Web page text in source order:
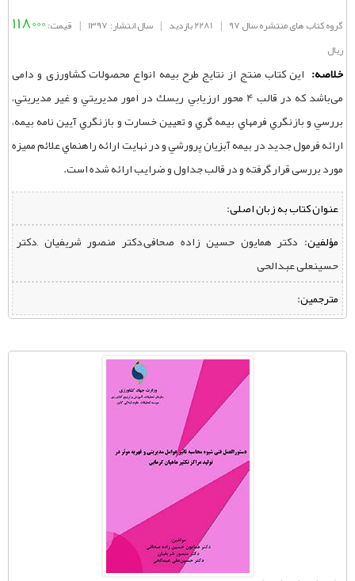
گروه کتاب های منتشره سال 97 | 2281 بازدید | سال انتشار: 1397 | قیمت:118000
ریال
خلاصه: این کتاب منتج از نتایج طرح بیمه انواع محصولات کشاورزی و دامی
می‌باشد که در قالب 4 محور ارزيابي ريسك در امور مديريتي و غير مديريتي،
بررسي و بازنگري فرمهاي بيمه‌ گري و تعيين خسارت و بازنگري آيين ‌نامه بيمه،
ارائه فرمول جديد در بيمه آبزيان پرورشي و در نهايت ارائه راهنماي علائم مميزه
مورد بررسی قرار گرفته و در قالب جداول و ضرايب ارائه شده است.
عنوان کتاب به زبان اصلی:
مؤلفین: ‌ دکتر همایون حسین زاده صحافی,دكتر منصور شریفیان ,دکتر
حسینعلی عبدالحی
مترجمین: